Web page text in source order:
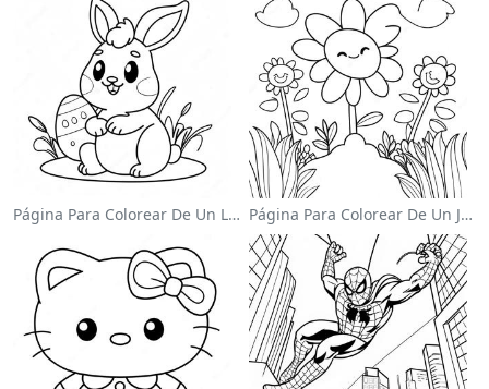
Página Para Colorear De Un Lindo Conejo De Pascua Página Para Colorear De Un Jardín De Flores Coloridas